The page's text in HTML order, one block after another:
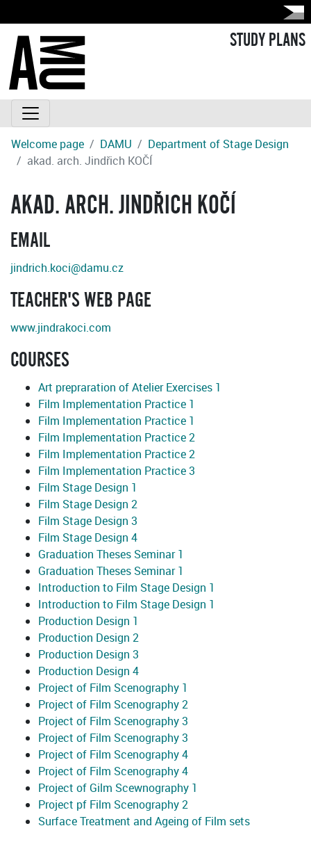
STUDY PLANS
Welcome page DAMU
Department of Stage Design
akad. arch. Jindřich KOČÍ
AKAD. ARCH. JINDŘICH KOČÍ
EMAIL
jindrich.koci@damu.cz
TEACHER'S WEB PAGE
www.jindrakoci.com
COURSES
Art prepraration of Atelier Exercises 1
Film Implementation Practice 1
Film Implementation Practice 1
Film Implementation Practice 2
Film Implementation Practice 2
Film Implementation Practice 3
Film Stage Design 1
Film Stage Design 2
Film Stage Design 3
Film Stage Design 4
Graduation Theses Seminar 1
Graduation Theses Seminar 1
Introduction to Film Stage Design 1
Introduction to Film Stage Design 1
Production Design 1
Production Design 2
Production Design 3
Production Design 4
Project of Film Scenography 1
Project of Film Scenography 2
Project of Film Scenography 3
Project of Film Scenography 3
Project of Film Scenography 4
Project of Film Scenography 4
Project of Gilm Scewnography 1
Project pf Film Scenography 2
Surface Treatment and Ageing of Film sets